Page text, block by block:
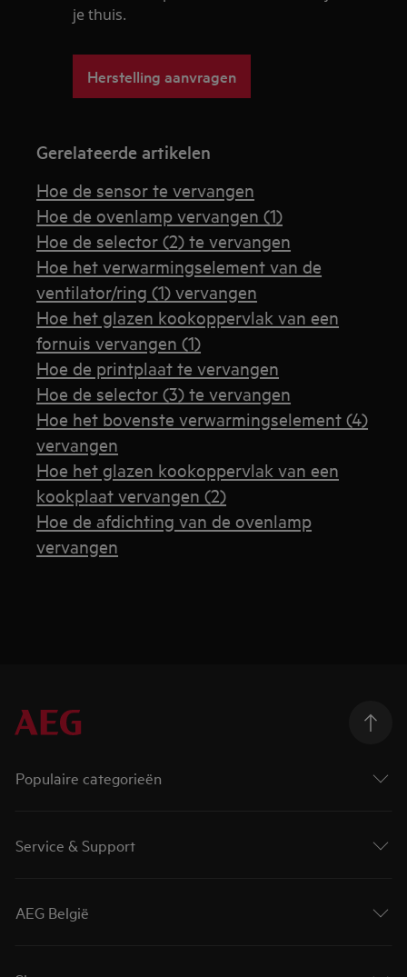
je thuis.
Herstelling aanvragen
Gerelateerde artikelen
Hoe de sensor te vervangen
Hoe de ovenlamp vervangen (1)
Hoe de selector (2) te vervangen
Hoe het verwarmingselement van de
ventilator/ring (1) vervangen
Hoe het glazen kookoppervlak van een
fornuis vervangen (1)
Hoe de printplaat te vervangen
Hoe de selector (3) te vervangen
Hoe het bovenste verwarmingselement (4)
vervangen
Hoe het glazen kookoppervlak van een
kookplaat vervangen (2)
Hoe de afdichting van de ovenlamp
vervangen
Populaire categorieën
Service & Support
AEG België